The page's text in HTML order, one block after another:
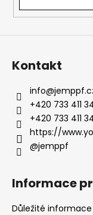
Kontakt
info@
+420 733 411
+420 733 411
https://
@jemppf
Informace
Důležité informace